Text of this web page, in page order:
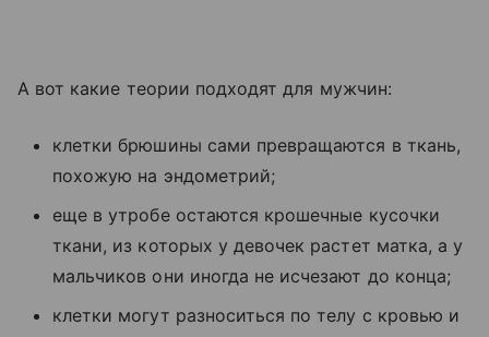
А вот какие теории подходят для мужчин:
клетки брюшины сами превращаются в ткань,
похожую на эндометрий;
еще в утробе остаются крошечные кусочки
ткани, из которых у девочек растет матка, а у
мальчиков они иногда не исчезают до конца;
клетки могут разноситься по телу с кровью и